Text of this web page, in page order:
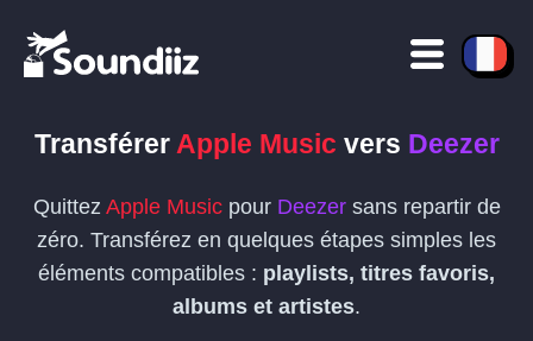
Transférer Apple Music vers Deezer
Quittez Apple Musicpour Deezersans repartir de
zéro. Transférez en quelques étapes simples les
éléments compatibles : playlists, titres favoris,
albums et artistes.